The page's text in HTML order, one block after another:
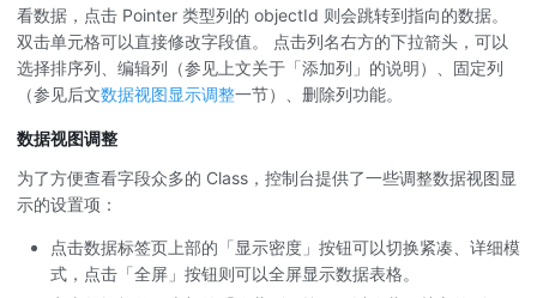
看数据，点击 Pointer 类型列的 objectId 则会跳转到指向的数据。
双击单元格可以直接修改字段值。 点击列名右方的下拉箭头，可以
选择排序列、编辑列（参见上文关于「添加列」的说明）、固定列
（参见后文数据视图显示调整一节）、删除列功能。
数据视图调整
为了方便查看字段众多的 Class，控制台提供了一些调整数据视图显
示的设置项：
点击数据标签页上部的「显示密度」按钮可以切换紧凑、详细模
式，点击「全屏」按钮则可以全屏显示数据表格。